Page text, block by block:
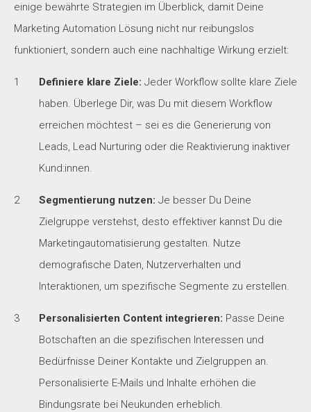
einige bewährte Strategien im Überblick, damit Deine
Marketing Automation Lösung nicht nur reibungslos
funktioniert, sondern auch eine nachhaltige Wirkung erzielt:
Definiere klare Ziele: Jeder Workflow sollte klare Ziele
haben. Überlege Dir, was Du mit diesem Workflow
erreichen möchtest – sei es die Generierung von
Leads, Lead Nurturing oder die Reaktivierung inaktiver
Kund:innen.
Segmentierung nutzen: Je besser Du Deine
Zielgruppe verstehst, desto effektiver kannst Du die
Marketingautomatisierung gestalten. Nutze
demografische Daten, Nutzerverhalten und
Interaktionen, um spezifische Segmente zu erstellen.
Personalisierten Content integrieren: Passe Deine
Botschaften an die spezifischen Interessen und
Bedürfnisse Deiner Kontakte und Zielgruppen an.
Personalisierte E-Mails und Inhalte erhöhen die
Bindungsrate bei Neukunden erheblich.